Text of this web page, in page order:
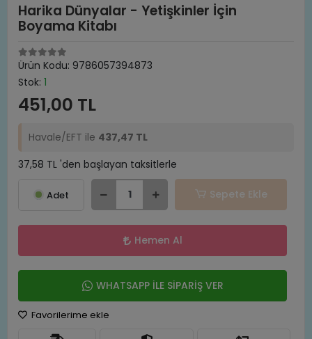
Harika Dünyalar - Yetişkinler İçin
Boyama Kitabı
Ürün Kodu: 9786057394873
Stok: 1
451,00 TL
Havale/EFT ile 437,47 TL
37,58 TL 'den başlayan taksitlerle
Adet Sepete Ekle
Hemen Al
WHATSAPP İLE SİPARİŞ VER
Favorilerime ekle